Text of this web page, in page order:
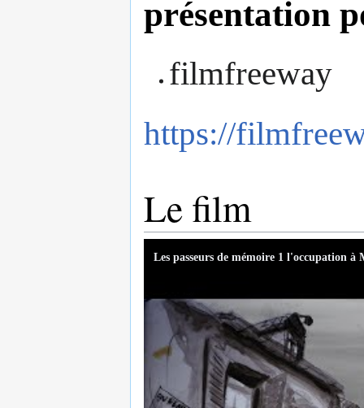
présentation
filmfreeway
https://
Le film
Les passeurs de mémoire 1 l'occupation à